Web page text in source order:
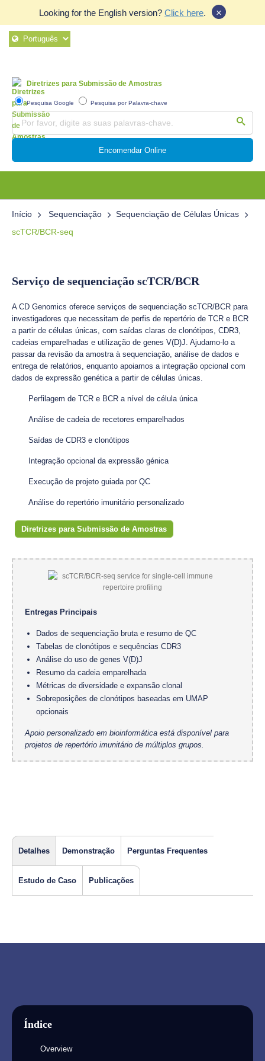
Looking for the English version? Click here. ×
Diretrizes para Submissão de Amostras
Pesquisa Google Pesquisa por Palavra-chave
Encomendar Online
Início Sequenciação
Sequenciação de Células Únicas
scTCR/BCR-seq
Serviço de sequenciação scTCR/BCR
A CD Genomics oferece serviços de sequenciação scTCR/BCR para
investigadores que necessitam de perfis de repertório de TCR e BCR
a partir de células únicas, com saídas claras de clonótipos, CDR3,
cadeias emparelhadas e utilização de genes V(D)J. Ajudamo-lo a
passar da revisão da amostra à sequenciação, análise de dados e
entrega de relatórios, enquanto apoiamos a integração opcional com
dados de expressão genética a partir de células únicas.
Perfilagem de TCR e BCR a nível de célula única
Análise de cadeia de recetores emparelhados
Saídas de CDR3 e clonótipos
Integração opcional da expressão génica
Execução de projeto guiada por QC
Análise do repertório imunitário personalizado
Diretrizes para Submissão de Amostras
Entregas Principais
Dados de sequenciação bruta e resumo de QC
Tabelas de clonótipos e sequências CDR3
Análise do uso de genes V(D)J
Resumo da cadeia emparelhada
Métricas de diversidade e expansão clonal
Sobreposições de clonótipos baseadas em UMAP
opcionais
Apoio personalizado em bioinformática está disponível para
projetos de repertório imunitário de múltiplos grupos.
Detalhes Demonstração Perguntas Frequentes
Estudo de Caso Publicações
Índice
Overview